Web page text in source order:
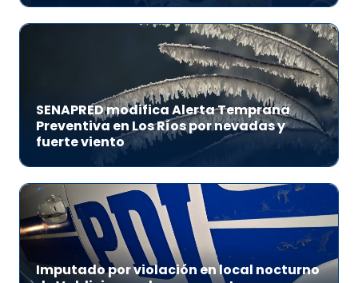
SENAPRED modifica Alerta Temprana
Preventiva en Los Ríos por nevadas y
fuerte viento
Imputado por violación en local nocturno